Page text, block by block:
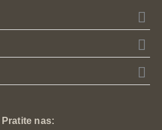
Pratite nas: